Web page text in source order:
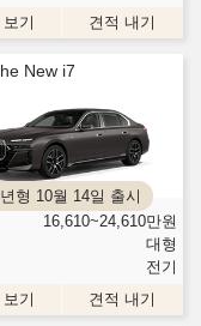
기
견적 내기
New i7
형 10월 14일 출시
16,610~24,610만원
대형
전기
기
견적 내기